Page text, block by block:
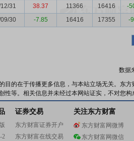
31
38.37 11366 16416
-
30
-7.85 16416 17355 -
数据
目的在于传播更多信息，与本站立场无关。东
性等。相关信息并未经过本网站证实，不对您
2
证券交易
东方财富证券开户
东方财富在线交易
关注东方财富
东方财富网微博
东方财富网微信